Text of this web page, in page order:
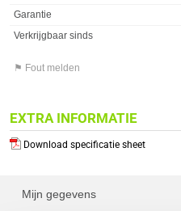
Garantie
Verkrijgbaar sinds
⚑ Fout melden
EXTRA INFORMATIE
Download specificatie sheet
Mijn gegevens